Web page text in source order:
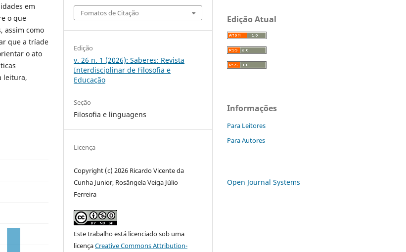
em
o que
assim como
que a tríade
o ato
leitura,
Fomatos de Citação
Edição
v. 26 n. 1 (2026): Saberes: Revista
Interdisciplinar de Filosofia e
Educação
Seção
Filosofia e linguagens
Licença
Copyright (c) 2026 Ricardo Vicente da
Cunha Junior, Rosângela Veiga Júlio
Ferreira
Este trabalho está licenciado sob uma
licençaCreative Commons Attribution-
Edição Atual
Informações
Para Leitores
Para Autores
Open Journal Systems